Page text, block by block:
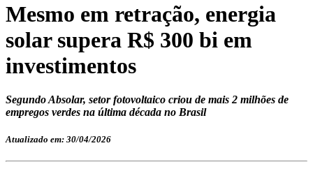
Mesmo em retração, energia
solar supera R$ 300 bi em
investimentos
Segundo Absolar, setor fotovoltaico criou de mais 2 milhões de
empregos verdes na última década no Brasil
Atualizado em: 30/04/2026